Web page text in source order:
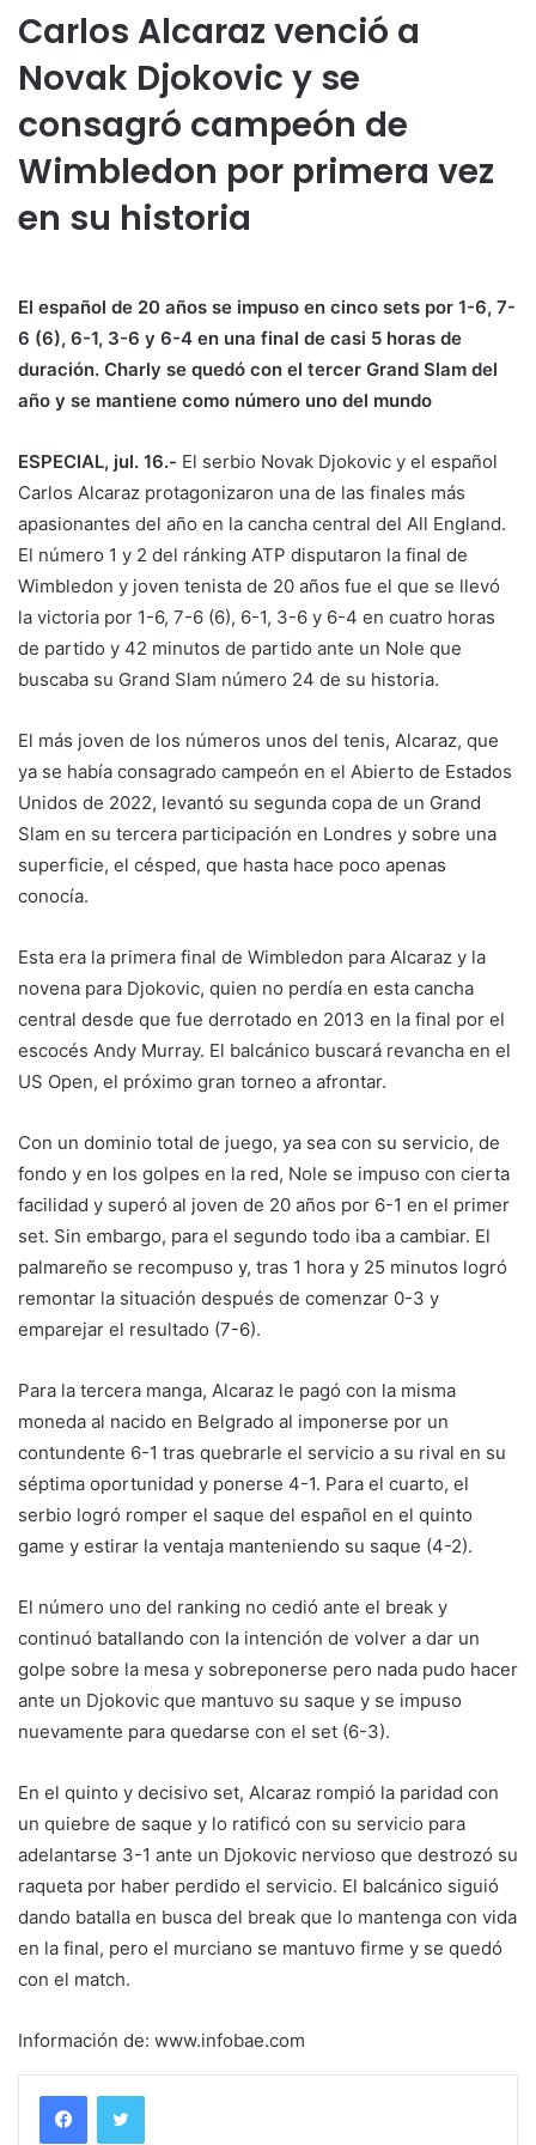
Carlos Alcaraz venció a
Novak Djokovic y se
consagró campeón de
Wimbledon por primera vez
en su historia
El español de 20 años se impuso en cinco sets por 1-6, 7-
6 (6), 6-1, 3-6 y 6-4 en una final de casi 5 horas de
duración. Charly se quedó con el tercer Grand Slam del
año y se mantiene como número uno del mundo
ESPECIAL, jul. 16.- El serbio Novak Djokovic y el español
Carlos Alcaraz protagonizaron una de las finales más
apasionantes del año en la cancha central del All England.
El número 1 y 2 del ránking ATP disputaron la final de
Wimbledon y joven tenista de 20 años fue el que se llevó
la victoria por 1-6, 7-6 (6), 6-1, 3-6 y 6-4 en cuatro horas
de partido y 42 minutos de partido ante un Nole que
buscaba su Grand Slam número 24 de su historia.
El más joven de los números unos del tenis, Alcaraz, que
ya se había consagrado campeón en el Abierto de Estados
Unidos de 2022, levantó su segunda copa de un Grand
Slam en su tercera participación en Londres y sobre una
superficie, el césped, que hasta hace poco apenas
conocía.
Esta era la primera final de Wimbledon para Alcaraz y la
novena para Djokovic, quien no perdía en esta cancha
central desde que fue derrotado en 2013 en la final por el
escocés Andy Murray. El balcánico buscará revancha en el
US Open, el próximo gran torneo a afrontar.
Con un dominio total de juego, ya sea con su servicio, de
fondo y en los golpes en la red, Nole se impuso con cierta
facilidad y superó al joven de 20 años por 6-1 en el primer
set. Sin embargo, para el segundo todo iba a cambiar. El
palmareño se recompuso y, tras 1 hora y 25 minutos logró
remontar la situación después de comenzar 0-3 y
emparejar el resultado (7-6).
Para la tercera manga, Alcaraz le pagó con la misma
moneda al nacido en Belgrado al imponerse por un
contundente 6-1 tras quebrarle el servicio a su rival en su
séptima oportunidad y ponerse 4-1. Para el cuarto, el
serbio logró romper el saque del español en el quinto
game y estirar la ventaja manteniendo su saque (4-2).
El número uno del ranking no cedió ante el break y
continuó batallando con la intención de volver a dar un
golpe sobre la mesa y sobreponerse pero nada pudo hacer
ante un Djokovic que mantuvo su saque y se impuso
nuevamente para quedarse con el set (6-3).
En el quinto y decisivo set, Alcaraz rompió la paridad con
un quiebre de saque y lo ratificó con su servicio para
adelantarse 3-1 ante un Djokovic nervioso que destrozó su
raqueta por haber perdido el servicio. El balcánico siguió
dando batalla en busca del break que lo mantenga con vida
en la final, pero el murciano se mantuvo firme y se quedó
con el match.
Información de: www.infobae.com